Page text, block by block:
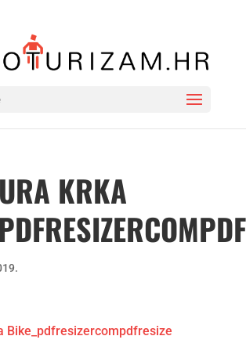
KRKA
Bike_pdfresizercompdfresize